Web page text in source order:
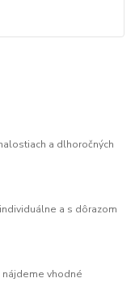
a dlhoročných
a s dôrazom
vhodné